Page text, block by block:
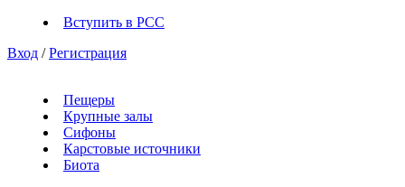
Вступить в РСС
Вход / Регистрация
Пещеры
Крупные залы
Сифоны
Карстовые источники
Биота